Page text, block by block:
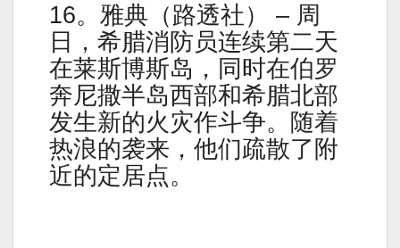
16。雅典（路透社） – 周
日，希腊消防员连续第二天
在莱斯博斯岛，同时在伯罗
奔尼撒半岛西部和希腊北部
发生新的火灾作斗争。随着
热浪的袭来，他们疏散了附
近的定居点。